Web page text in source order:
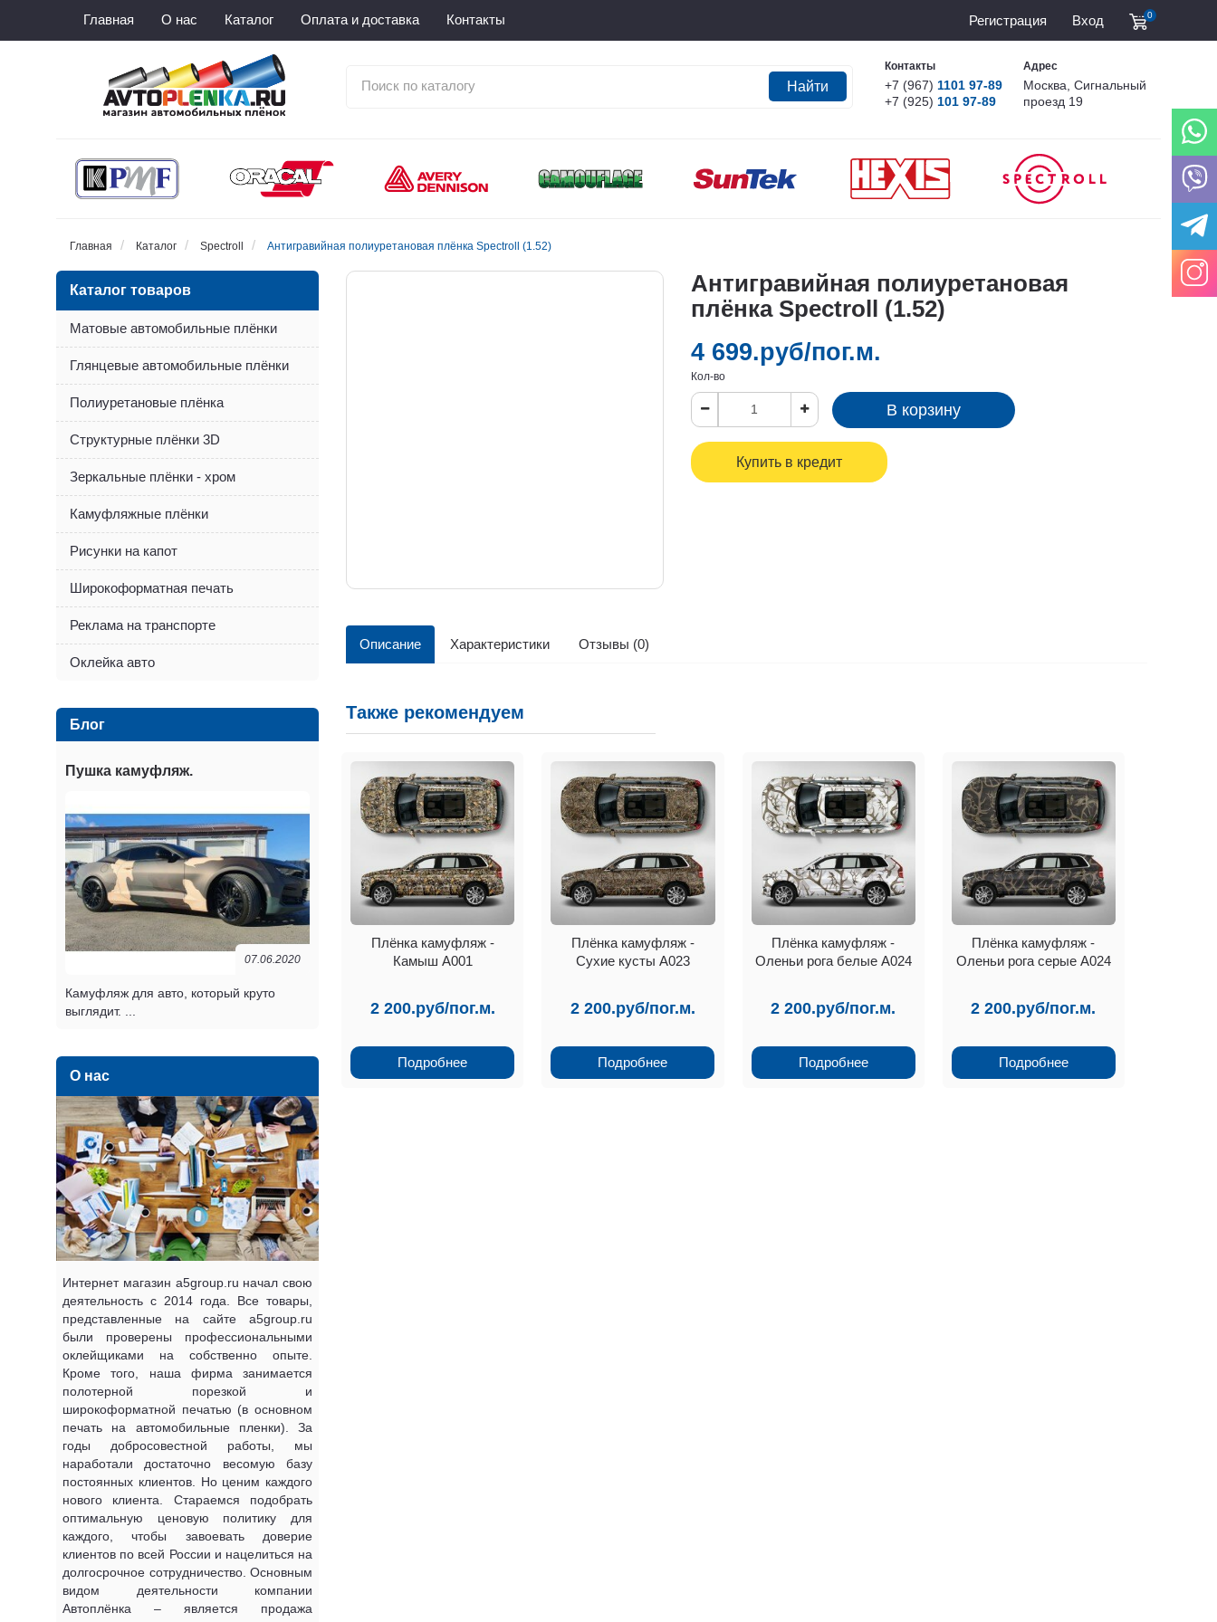
Главная О нас Каталог Оплата и доставка Контакты Регистрация Вход 0
Найти
Контакты
+7 (967) 1101 97-89
+7 (925) 101 97-89
Адрес
Москва, Сигнальный
проезд 19
Главная Каталог Spectroll Антигравийная полиуретановая плёнка Spectroll (1.52)
Каталог товаров
Матовые автомобильные плёнки
Глянцевые автомобильные плёнки
Полиуретановые плёнка
Структурные плёнки 3D
Зеркальные плёнки - хром
Камуфляжные плёнки
Рисунки на капот
Широкоформатная печать
Реклама на транспорте
Оклейка авто
Блог
Пушка камуфляж.
07.06.2020
Камуфляж для авто, который круто
выглядит. ...
О нас
Интернет магазин a5group.ru начал свою
деятельность с 2014 года. Все товары,
представленные на сайте a5group.ru
были проверены профессиональными
оклейщиками на собственно опыте.
Кроме того, наша фирма занимается
полотерной порезкой и
широкоформатной печатью (в основном
печать на автомобильные пленки). За
годы добросовестной работы, мы
наработали достаточно весомую базу
постоянных клиентов. Но ценим каждого
нового клиента. Стараемся подобрать
оптимальную ценовую политику для
каждого, чтобы завоевать доверие
клиентов по всей России и нацелиться на
долгосрочное сотрудничество. Основным
видом деятельности компании
Автоплёнка – является продажа
Антигравийная полиуретановая
плёнка Spectroll (1.52)
4 699.руб/пог.м.
Кол-во
В корзину
Купить в кредит
Описание Характеристики Отзывы (0)
Также рекомендуем
Плёнка камуфляж -
Камыш А001
2 200.руб/пог.м.
Подробнее
Плёнка камуфляж -
Сухие кусты А023
2 200.руб/пог.м.
Подробнее
Плёнка камуфляж -
Оленьи рога белые А024
2 200.руб/пог.м.
Подробнее
Плёнка камуфляж -
Оленьи рога серые А024
2 200.руб/пог.м.
Подробнее